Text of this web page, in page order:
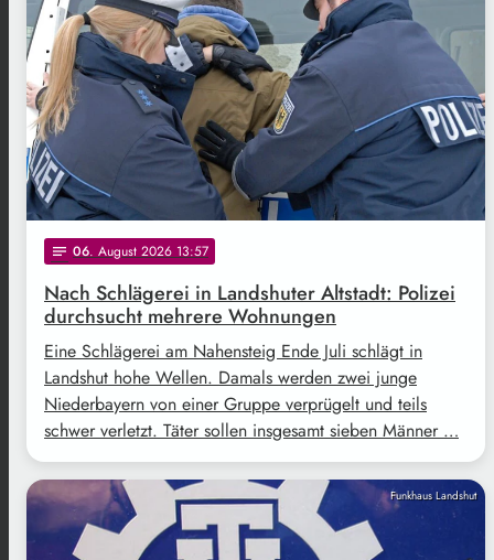
notes 06. August 2026 13:57
Nach Schlägerei in Landshuter Altstadt: Polizei
durchsucht mehrere Wohnungen
Eine Schlägerei am Nahensteig Ende Juli schlägt in
Landshut hohe Wellen. Damals werden zwei junge
Niederbayern von einer Gruppe verprügelt und teils
schwer verletzt. Täter sollen insgesamt sieben Männer …
Funkhaus Landshut